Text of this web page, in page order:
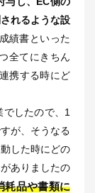
れるような設
績書といった
全てにきちん
携する時にど
したので、1
が、そうなる
した時にどの
ありましたの
耗品や書類に